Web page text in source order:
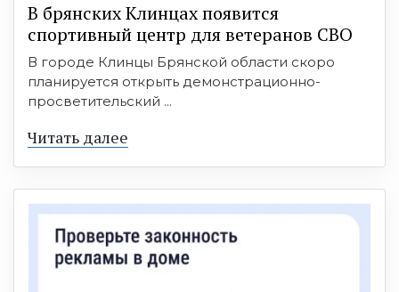
В брянских Клинцах появится
спортивный центр для ветеранов СВО
В городе Клинцы Брянской области скоро
планируется открыть демонстрационно-
просветительский ...
Читать далее